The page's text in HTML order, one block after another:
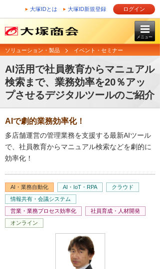
大塚IDとは 大塚ID新規登録 ログイン
メニュー
ソリューション・製品 イベント・セミナー
AI活用で社員教育からマニュアル
検索まで、業務効率を20％アッ
プさせるデジタルツールのご紹介
AIで劇的業務効率化！
多店舗運営の管理業務を支援する最新AIツール
で、社員教育からマニュアル検索などを劇的に
効率化！
AI・業務自動化 AI・IoT・RPA
クラウド
情報共有・会議システム
営業・業務プロセス効率化
社員育成・人材開発
オンライン